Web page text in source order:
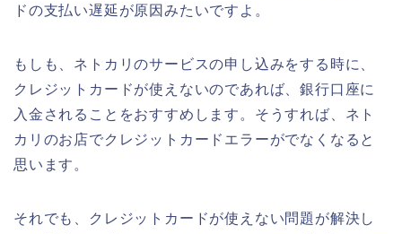
ドの支払い遅延が原因みたいですよ。
もしも、ネトカリのサービスの申し込みをする時に、
クレジットカードが使えないのであれば、銀行口座に
入金されることをおすすめします。そうすれば、ネト
カリのお店でクレジットカードエラーがでなくなると
思います。
それでも、クレジットカードが使えない問題が解決し